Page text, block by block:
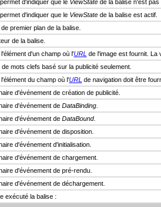
d'indiquer que le ViewState de la balise n'est pas
d'indiquer que le ViewState de la balise est actif.
premier plan de la balise.
de la balise.
d'un champ où l'URL de l'image est fournit. La
mots clefs basé sur la publicité seulement.
du champ où l'URL de navigation doit être
d'événement de création de publicité.
d'événement de DataBinding
d'événement de DataBound.
d'événement de disposition.
d'événement d'initialisation.
d'événement de chargement.
d'événement de pré-rendu.
d'événement de déchargement.
exécuté la balise :